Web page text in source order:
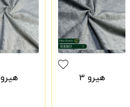
هیرو 3 هیرو 4